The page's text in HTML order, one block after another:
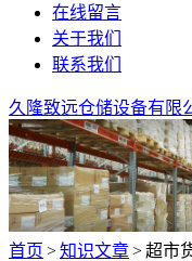
在线留言
关于我们
联系我们
久隆致远仓储设备有限
首页 >知识文章>超市